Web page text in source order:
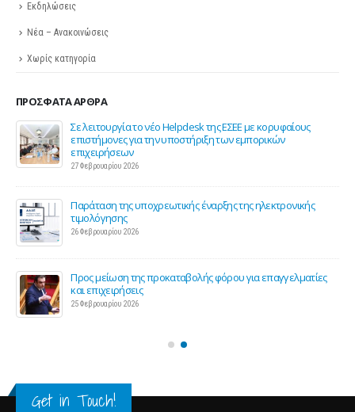
Εκδηλώσεις
Νέα – Ανακοινώσεις
Χωρίς κατηγορία
ΠΡΌΣΦΑΤΑ ΆΡΘΡΑ
Σε λειτουργία το νέο Helpdesk της ΕΣΕΕ με κορυφαίους
επιστήμονες για την υποστήριξη των εμπορικών
επιχειρήσεων
27 Φεβρουαρίου 2026
Παράταση της υποχρεωτικής έναρξης της ηλεκτρονικής
τιμολόγησης
26 Φεβρουαρίου 2026
Προς μείωση της προκαταβολής φόρου για επαγγελματίες
και επιχειρήσεις
25 Φεβρουαρίου 2026
Get in Touch!